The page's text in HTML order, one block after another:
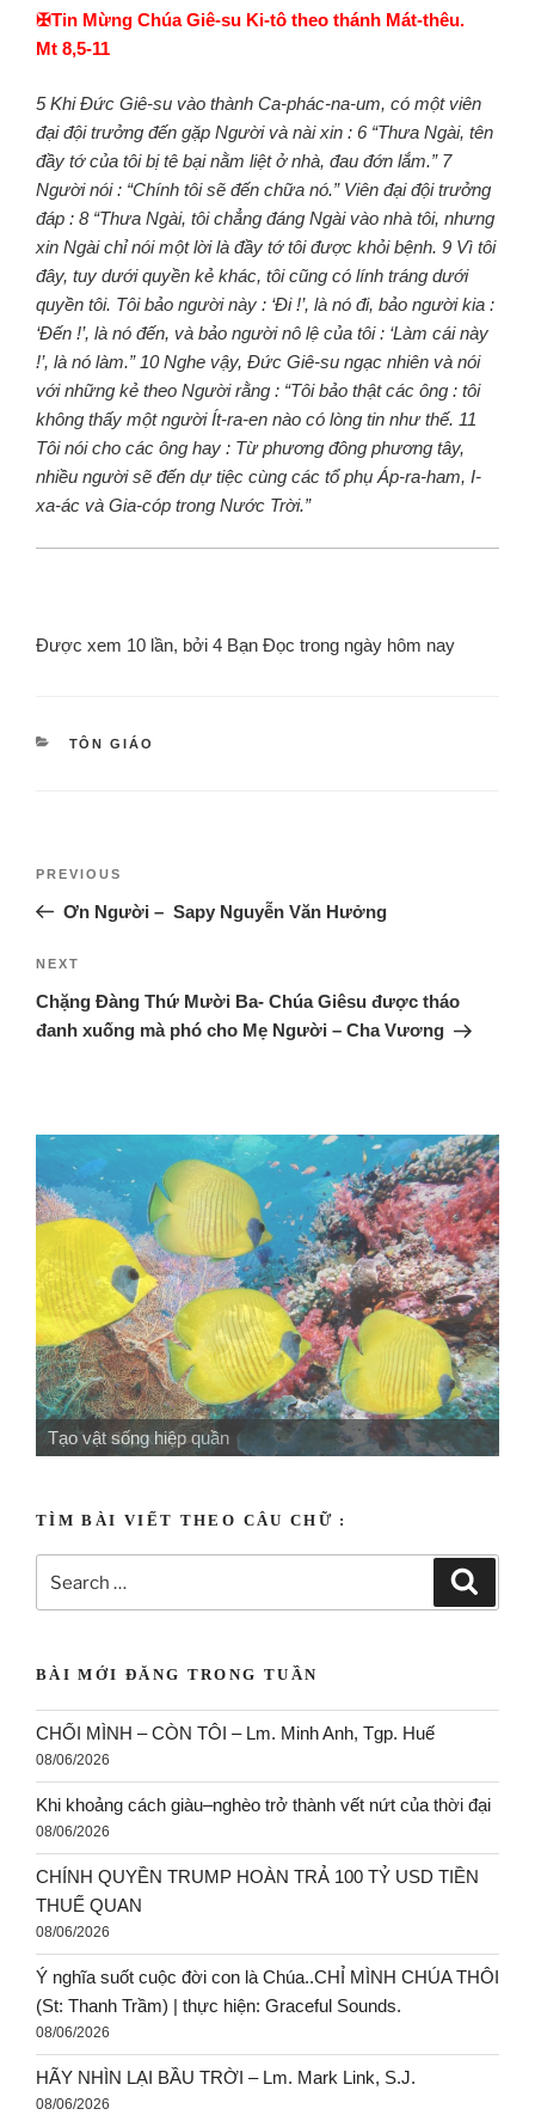
✠Tin Mừng Chúa Giê-su Ki-tô theo thánh Mát-thêu.
Mt 8,5-11
5 Khi Đức Giê-su vào thành Ca-phác-na-um, có một viên
đại đội trưởng đến gặp Người và nài xin : 6 “Thưa Ngài, tên
đầy tớ của tôi bị tê bại nằm liệt ở nhà, đau đớn lắm.” 7
Người nói : “Chính tôi sẽ đến chữa nó.” Viên đại đội trưởng
đáp : 8 “Thưa Ngài, tôi chẳng đáng Ngài vào nhà tôi, nhưng
xin Ngài chỉ nói một lời là đầy tớ tôi được khỏi bệnh. 9 Vì tôi
đây, tuy dưới quyền kẻ khác, tôi cũng có lính tráng dưới
quyền tôi. Tôi bảo người này : ‘Đi !’, là nó đi, bảo người kia :
‘Đến !’, là nó đến, và bảo người nô lệ của tôi : ‘Làm cái này
!’, là nó làm.” 10 Nghe vậy, Đức Giê-su ngạc nhiên và nói
với những kẻ theo Người rằng : “Tôi bảo thật các ông : tôi
không thấy một người Ít-ra-en nào có lòng tin như thế. 11
Tôi nói cho các ông hay : Từ phương đông phương tây,
nhiều người sẽ đến dự tiệc cùng các tổ phụ Áp-ra-ham, I-
xa-ác và Gia-cóp trong Nước Trời.”
Được xem 10 lần, bởi 4 Bạn Đọc trong ngày hôm nay
TÔN GIÁO
PREVIOUS
Ơn Người – Sapy Nguyễn Văn Hưởng
NEXT
Chặng Đàng Thứ Mười Ba- Chúa Giêsu được tháo
đanh xuống mà phó cho Mẹ Người – Cha Vương
Tạo vật sống hiệp quần
TÌM BÀI VIẾT THEO CÂU CHỮ :
BÀI MỚI ĐĂNG TRONG TUẦN
CHỐI MÌNH – CÒN TÔI – Lm. Minh Anh, Tgp. Huế
08/06/2026
Khi khoảng cách giàu–nghèo trở thành vết nứt của thời đại
08/06/2026
CHÍNH QUYỀN TRUMP HOÀN TRẢ 100 TỶ USD TIỀN
THUẾ QUAN
08/06/2026
Ý nghĩa suốt cuộc đời con là Chúa..CHỈ MÌNH CHÚA THÔI
(St: Thanh Trầm) | thực hiện: Graceful Sounds.
08/06/2026
HÃY NHÌN LẠI BẦU TRỜI – Lm. Mark Link, S.J.
08/06/2026